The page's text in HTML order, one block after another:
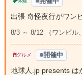
出張 奇怪夜行がワン
8/3 ～ 8/12 （ワンビル
グルメ 開催中
地球人.jp presents は